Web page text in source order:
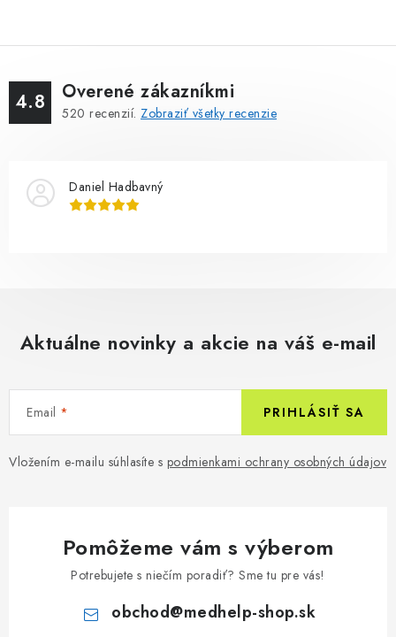
4.8 Overené zákazníkmi
520 recenzií. Zobraziť všetky recenzie
Daniel Hadbavný
Aktuálne novinky a akcie na váš e-mail
Email
Vložením e-mailu súhlasíte s podmienkami ochrany osobných údajov
PRIHLÁSIŤ SA
Pomôžeme vám s výberom
Potrebujete s niečím poradiť? Sme tu pre vás!
obchod@medhelp-shop.sk